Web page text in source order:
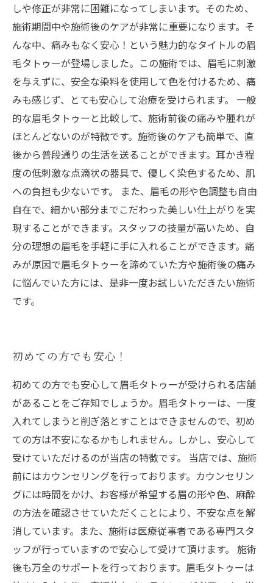
しや修正が非常に困難になってしまいます。そのため、
施術期間中や施術後のケアが非常に重要になります。そ
んな中、痛みもなく安心！という魅力的なタイトルの眉
毛タトゥーが登場しました。この施術では、眉毛に刺激
を与えずに、安全な染料を使用して色を付けるため、痛
みも感じず、とても安心して治療を受けられます。 一般
的な眉毛タトゥーと比較して、施術前後の痛みや腫れが
ほとんどないのが特徴です。施術後のケアも簡単で、直
後から普段通りの生活を送ることができます。耳かき程
度の低刺激な点滴状の器具で、優しく染色するため、肌
への負担も少ないです。 また、眉毛の形や色調整も自由
自在で、細かい部分までこだわった美しい仕上がりを実
現することができます。スタッフの技量が高いため、自
分の理想の眉毛を手軽に手に入れることができます。痛
みが原因で眉毛タトゥーを諦めていた方や施術後の痛み
に悩んでいた方には、是非一度お試しいただきたい施術
です。
初めての方でも安心！
初めての方でも安心して眉毛タトゥーが受けられる店舗
があることをご存知でしょうか。眉毛タトゥーは、一度
入れてしまうと削ぎ落とすことはできませんので、初め
ての方は不安になるかもしれません。しかし、安心して
受けていただけるのが当店の特徴です。 当店では、施術
前にはカウンセリングを行っております。カウンセリン
グには時間をかけ、お客様が希望する眉の形や色、麻酔
の方法を確認させていただくことにより、不安な点を解
消しています。また、施術は医療従事者である専門スタ
ッフが行っていますので安心して受けて頂けます。 施術
後も万全のサポートを行っております。眉毛タトゥーは